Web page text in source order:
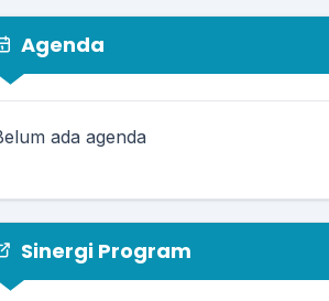
23 Juli 2025
11 Juli 2025
Agenda
ada agenda
Sinergi Program